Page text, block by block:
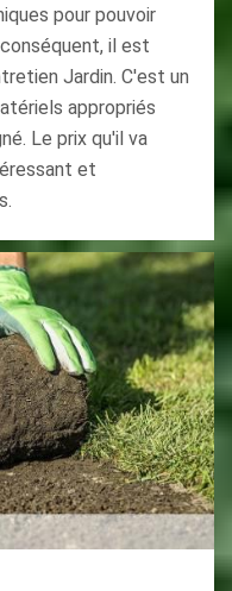
pour pouvoir
il est
Jardin. C'est un
appropriés
Le prix qu'il va
et